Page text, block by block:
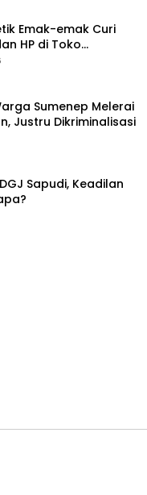
Emak-emak Curi
HP di Toko
Aksi Terekam CCTV
Sumenep Melerai
Justru Dikriminalisasi
Sapudi, Keadilan